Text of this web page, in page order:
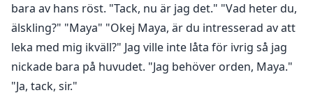
bara av hans röst. "Tack, nu är jag det." "Vad heter du,
älskling?" "Maya" "Okej Maya, är du intresserad av att
leka med mig ikväll?" Jag ville inte låta för ivrig så jag
nickade bara på huvudet. "Jag behöver orden, Maya."
"Ja, tack, sir."